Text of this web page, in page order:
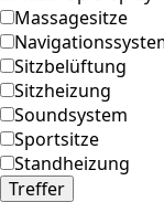
Massagesitze
Sitzbelüftung
Sitzheizung
Soundsystem
Sportsitze
Standheizung
Treffer